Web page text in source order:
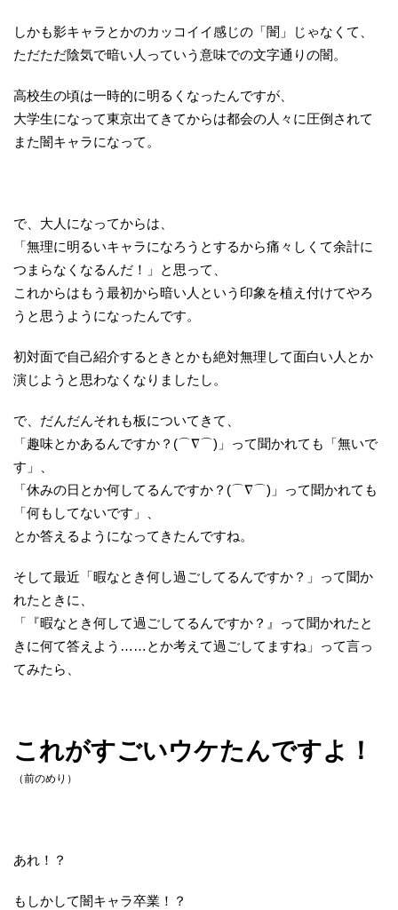
しかも影キャラとかのカッコイイ感じの「闇」じゃなくて、
ただただ陰気で暗い人っていう意味での文字通りの闇。
高校生の頃は一時的に明るくなったんですが、
大学生になって東京出てきてからは都会の人々に圧倒されて
また闇キャラになって。
で、大人になってからは、
「無理に明るいキャラになろうとするから痛々しくて余計に
つまらなくなるんだ！」と思って、
これからはもう最初から暗い人という印象を植え付けてやろ
うと思うようになったんです。
初対面で自己紹介するときとかも絶対無理して面白い人とか
演じようと思わなくなりましたし。
で、だんだんそれも板についてきて、
「趣味とかあるんですか？(⌒∇⌒)」って聞かれても「無いで
す」、
「休みの日とか何してるんですか？(⌒∇⌒)」って聞かれても
「何もしてないです」、
とか答えるようになってきたんですね。
そして最近「暇なとき何し過ごしてるんですか？」って聞か
れたときに、
「『暇なとき何して過ごしてるんですか？』って聞かれたと
きに何て答えよう……とか考えて過ごしてますね」って言っ
てみたら、
これがすごいウケたんですよ！
（前のめり）
あれ！？
もしかして闇キャラ卒業！？